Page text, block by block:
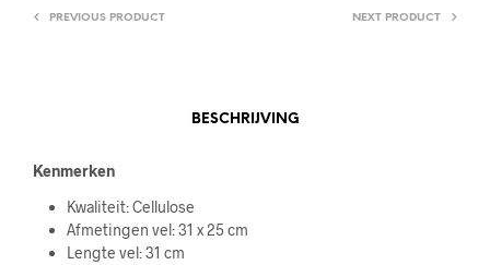
PREVIOUS PRODUCT NEXT PRODUCT
BESCHRIJVING
Kenmerken
Kwaliteit: Cellulose
Afmetingen vel: 31 x 25 cm
Lengte vel: 31 cm